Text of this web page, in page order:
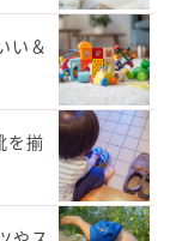
い＆
を揃